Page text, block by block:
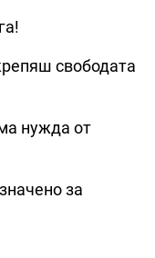
свободата
нужда от
за